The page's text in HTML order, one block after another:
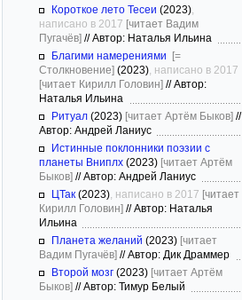
Короткое лето Тесеи (2023)
написано в 2017 [читает Вадим
Пугачёв] //Автор: Наталья Ильина
Благими намерениями [=
Столкновение] (2023) , написано в 2017
[читает Кирилл Головин] //Автор:
Наталья Ильина
Ритуал (2023) [читает Артём Быков] //
Автор: Андрей Ланиус
Истинные поклонники поэзии с
планеты Вниплх (2023) [читает Артём
Быков] //Автор: Андрей Ланиус
ЦТак (2023) , написано в 2017 [читает
Кирилл Головин] //Автор: Наталья
Ильина
Планета желаний (2023) [читает
Вадим Пугачёв] //Автор: Дик Драммер
Второй мозг (2023) [читает Артём
Быков] //Автор: Тимур Белый